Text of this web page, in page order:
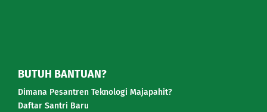
BUTUH BANTUAN?
Dimana Pesantren Teknologi Majapahit?
Daftar Santri Baru